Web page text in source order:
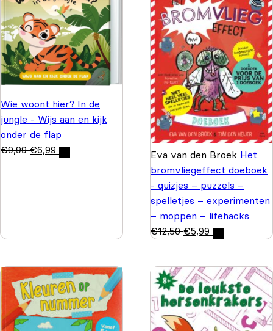
Wie woont hier? In de
jungle - Wijs aan en kijk
onder de flap
€9,99 €6,99 Eva van den Broek Het
bromvliegeffect doeboek
- quizjes – puzzels –
spelletjes – experimenten
– moppen – lifehacks
€12,50 €5,99